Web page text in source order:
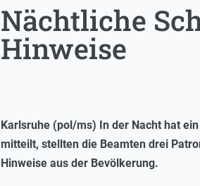
Nächtliche
Hinweise
Karlsruhe (pol/ms) In der Nacht hat
mitteilt, stellten die Beamten drei
Hinweise aus der Bevölkerung.